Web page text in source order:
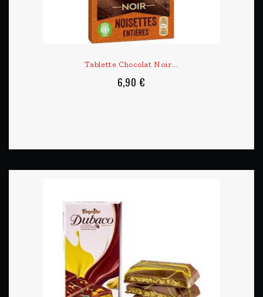
Tablette Chocolat Noir...
6,90 €